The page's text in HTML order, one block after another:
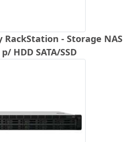
RackStation - Storage NAS
HDD SATA/SSD